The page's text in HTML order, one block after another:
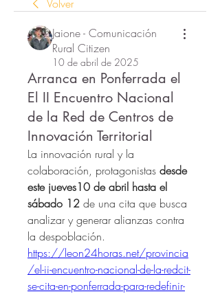
Volver
Jaione - Comunicación
Rural Citizen
10 de abril de 2025
Arranca en Ponferrada el
El II Encuentro Nacional
de la Red de Centros de
Innovación Territorial
La innovación rural y la
colaboración, protagonistas desde
este jueves10 de abril hasta el
sábado 12 de una cita que busca
analizar y generar alianzas contra
la despoblación.
https://leon24horas.net/provincia
/el-ii-encuentro-nacional-de-la-redcit-
se-cita-en-ponferrada-para-redefinir-